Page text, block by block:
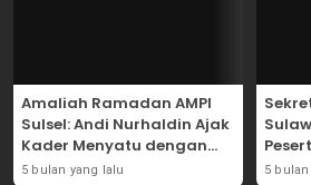
Amaliah Ramadan AMPI
Sulsel: Andi Nurhaldin Ajak
Kader Menyatu dengan
Kaum Dhuafa
5 bulan yang lalu
2026
5